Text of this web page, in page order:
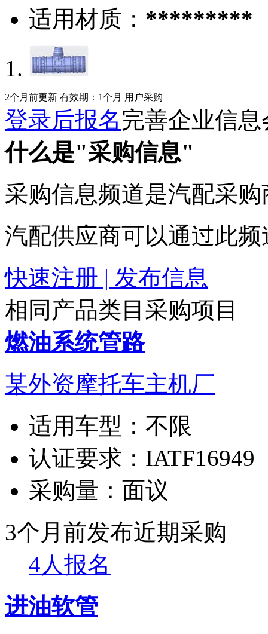
适用材质： *********
2个月前更新 有效期：1个月 用户采购
登录后报名完善企业信
什么是"采购信息"
采购信息频道是汽配采
汽配供应商可以通过此
快速注册 | 发布信息
相同产品类目采购项目
燃油系统管路
某外资摩托车主机厂
适用车型： 不限
认证要求： IATF16949
采购量： 面议
3个月前发布近期采购
4人报名
进油软管